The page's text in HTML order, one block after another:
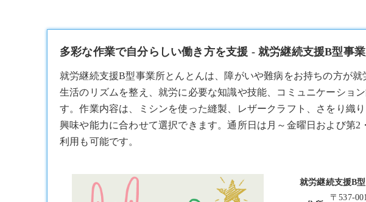
多彩な作業で自分らしい働き方を支援 - 就労継続支援B型事
就労継続支援B型事業所とんとんは、障がいや難病をお持ちの方が
生活のリズムを整え、就労に必要な知識や技能、コミュニケーショ
す。作業内容は、ミシンを使った縫製、レザークラフト、さをり織
興味や能力に合わせて選択できます。通所日は月～金曜日および第2
利用も可能です。
就労継続支援B
〒537-